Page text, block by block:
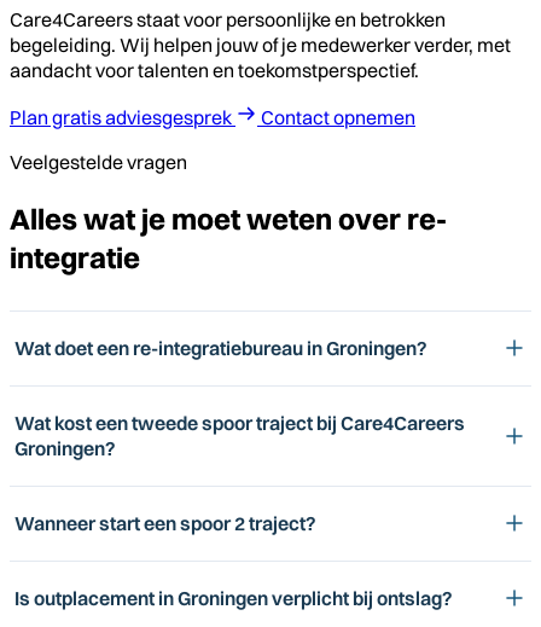
Care4Careers staat voor persoonlijke en betrokken
begeleiding. Wij helpen jouw of je medewerker verder, met
aandacht voor talenten en toekomstperspectief.
Plan gratis adviesgesprek
Contact opnemen
Veelgestelde vragen
Alles wat je moet weten over re-
integratie
Wat doet een re-integratiebureau in Groningen?
Wat kost een tweede spoor traject bij Care4Careers
Groningen?
Wanneer start een spoor 2 traject?
Is outplacement in Groningen verplicht bij ontslag?